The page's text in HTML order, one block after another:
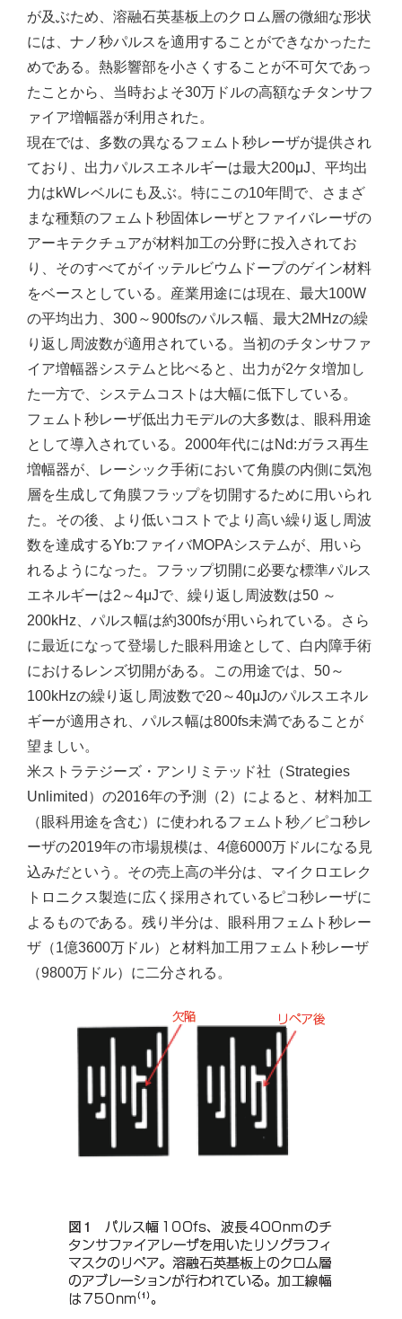
が及ぶため、溶融石英基板上のクロム層の微細な形状
には、ナノ秒パルスを適用することができなかったた
めである。熱影響部を小さくすることが不可欠であっ
たことから、当時およそ30万ドルの高額なチタンサフ
ァイア増幅器が利用された。
現在では、多数の異なるフェムト秒レーザが提供され
ており、出力パルスエネルギーは最大200μJ、平均出
力はkWレベルにも及ぶ。特にこの10年間で、さまざ
まな種類のフェムト秒固体レーザとファイバレーザの
アーキテクチュアが材料加工の分野に投入されてお
り、そのすべてがイッテルビウムドープのゲイン材料
をベースとしている。産業用途には現在、最大100W
の平均出力、300～900fsのパルス幅、最大2MHzの繰
り返し周波数が適用されている。当初のチタンサファ
イア増幅器システムと比べると、出力が2ケタ増加し
た一方で、システムコストは大幅に低下している。
フェムト秒レーザ低出力モデルの大多数は、眼科用途
として導入されている。2000年代にはNd:ガラス再生
増幅器が、レーシック手術において角膜の内側に気泡
層を生成して角膜フラップを切開するために用いられ
た。その後、より低いコストでより高い繰り返し周波
数を達成するYb:ファイバMOPAシステムが、用いら
れるようになった。フラップ切開に必要な標準パルス
エネルギーは2～4μJで、繰り返し周波数は50 ～
200kHz、パルス幅は約300fsが用いられている。さら
に最近になって登場した眼科用途として、白内障手術
におけるレンズ切開がある。この用途では、50～
100kHzの繰り返し周波数で20～40μJのパルスエネル
ギーが適用され、パルス幅は800fs未満であることが
望ましい。
米ストラテジーズ・アンリミテッド社（Strategies
Unlimited）の2016年の予測（2）によると、材料加工
（眼科用途を含む）に使われるフェムト秒／ピコ秒レ
ーザの2019年の市場規模は、4億6000万ドルになる見
込みだという。その売上高の半分は、マイクロエレク
トロニクス製造に広く採用されているピコ秒レーザに
よるものである。残り半分は、眼科用フェムト秒レー
ザ（1億3600万ドル）と材料加工用フェムト秒レーザ
（9800万ドル）に二分される。